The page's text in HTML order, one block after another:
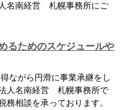
名南経営 札幌事務所にご
るためのスケジュールや
ながら円滑に事業承継をし
人名南経営 札幌事務所で
務相談を承っております。